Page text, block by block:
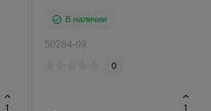
В наличии
50284-09
0